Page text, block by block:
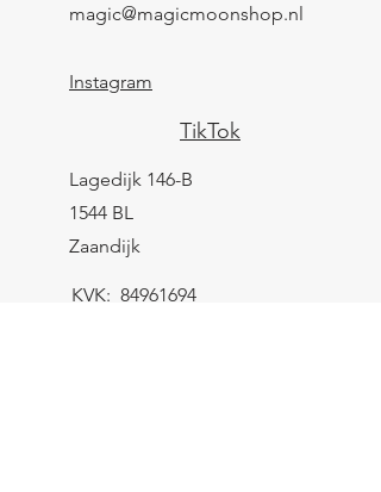
magic@magicmoonshop.nl
Instagram
TikTok
Lagedijk 146-B
1544 BL
Zaandijk
KVK: 84961694